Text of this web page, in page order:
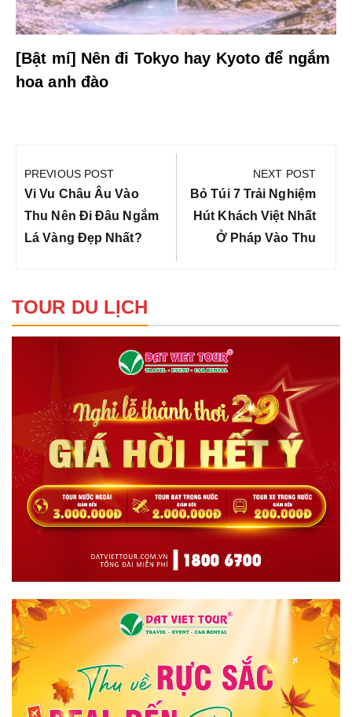
[Bật mí] Nên đi Tokyo hay Kyoto để ngắm
hoa anh đào
hướng
bài
viết
PREVIOUS POST
Previous
Post:
Vi Vu Châu Âu Vào
Thu Nên Đi Đâu Ngắm
Lá Vàng Đẹp Nhất?
NEXT POST
Next
Post:
Bỏ Túi 7 Trải Nghiệm
Hút Khách Việt Nhất
Ở Pháp Vào Thu
TOUR DU LỊCH